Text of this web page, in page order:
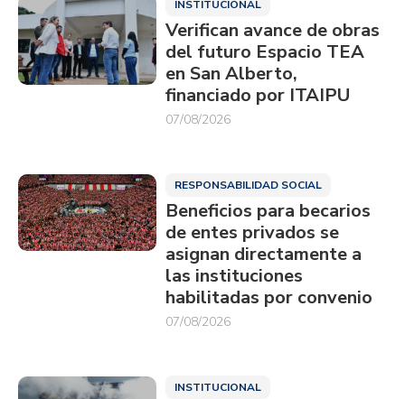
INSTITUCIONAL
Verifican avance de obras
del futuro Espacio TEA
en San Alberto,
financiado por ITAIPU
07/08/2026
RESPONSABILIDAD SOCIAL
Beneficios para becarios
de entes privados se
asignan directamente a
las instituciones
habilitadas por convenio
07/08/2026
INSTITUCIONAL